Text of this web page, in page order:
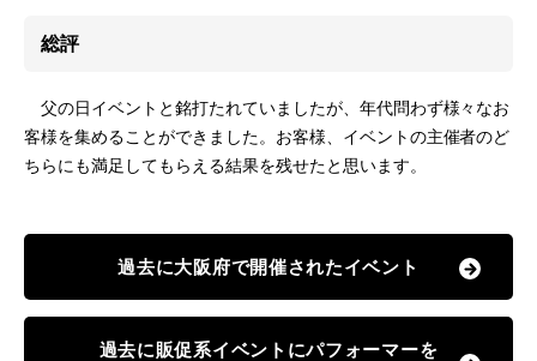
総評
父の日イベントと銘打たれていましたが、年代問わず様々なお
客様を集めることができました。お客様、イベントの主催者のど
ちらにも満足してもらえる結果を残せたと思います。
過去に大阪府で開催されたイベント
過去に販促系イベントにパフォーマーを